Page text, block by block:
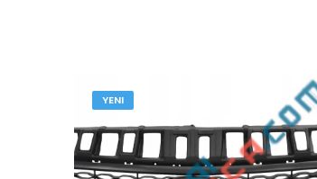
YENI